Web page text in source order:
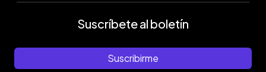
Suscríbete al boletín
Suscribirme